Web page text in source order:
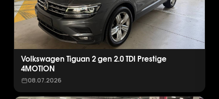
Volkswagen Tiguan 2 gen 2.0 TDI Prestige
4MOTION
08.07.2026